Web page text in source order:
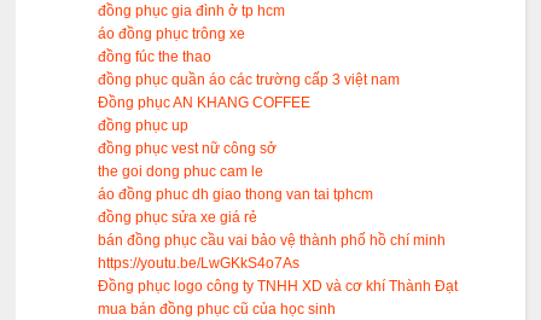
đồng phục gia đình ở tp hcm
áo đồng phục trông xe
đồng fúc the thao
đồng phục quần áo các trường cấp 3 việt nam
Đồng phục AN KHANG COFFEE
đồng phục up
đồng phục vest nữ công sở
the goi dong phuc cam le
áo đồng phuc dh giao thong van tai tphcm
đồng phục sửa xe giá rẻ
bán đồng phục cầu vai bảo vệ thành phố hồ chí minh
https://youtu.be/LwGKkS4o7As
Đồng phục logo công ty TNHH XD và cơ khí Thành Đạt
mua bán đồng phục cũ của học sinh